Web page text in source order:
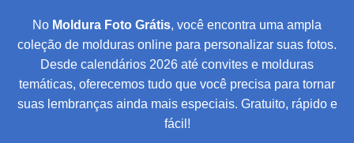
No Moldura Foto Grátis, você encontra uma ampla
coleção de molduras online para personalizar suas fotos.
Desde calendários 2026 até convites e molduras
temáticas, oferecemos tudo que você precisa para tornar
suas lembranças ainda mais especiais. Gratuito, rápido e
fácil!